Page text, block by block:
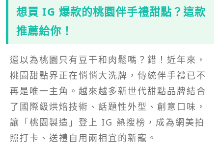
想買 IG 爆款的桃園伴手禮甜點？這款
推薦給你！
還以為桃園只有豆干和肉鬆嗎？錯！近年來，
桃園甜點界正在悄悄大洗牌，傳統伴手禮已不
再是唯一主角。越來越多新世代甜點品牌結合
了國際級烘焙技術、話題性外型、創意口味，
讓「桃園製造」登上 IG 熱搜榜，成為網美拍
照打卡、送禮自用兩相宜的新寵。